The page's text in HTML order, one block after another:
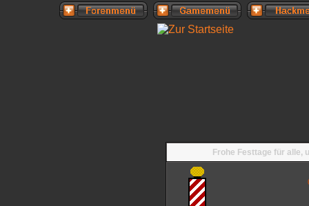
Frohe Festtage für alle,